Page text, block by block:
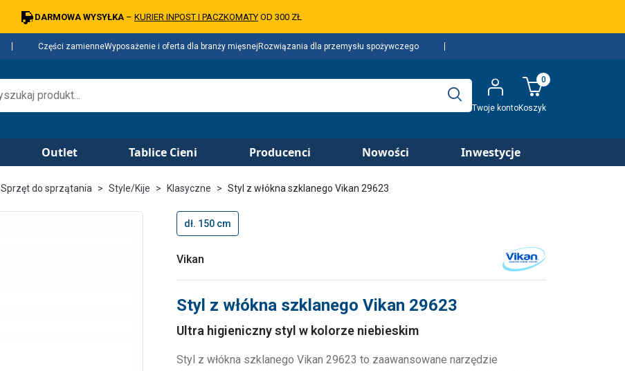
DARMOWA WYSYŁKA – KURIER INPOST I PACZKOMATY OD 300 ZŁ
Części zamienneWyposażenie i oferta dla branży mięsnejRozwiązania dla przemysłu spożywczego
Twoje kontoKoszyk
0
Outlet Tablice Cieni Producenci Nowości Inwestycje
Sprzęt do sprzątania Style/Kije Klasyczne Styl z włókna szklanego Vikan 29623
dł. 150 cm
Vikan
Styl z włókna szklanego Vikan 29623
Ultra higieniczny styl w kolorze niebieskim
Styl z włókna szklanego Vikan 29623 to zaawansowane narzędzie